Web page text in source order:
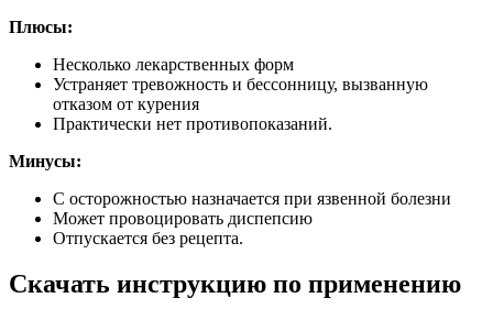
Плюсы:
Несколько лекарственных форм
Устраняет тревожность и бессонницу, вызванную
отказом от курения
Практически нет противопоказаний.
Минусы:
С осторожностью назначается при язвенной болезни
Может провоцировать диспепсию
Отпускается без рецепта.
Скачать инструкцию по применению